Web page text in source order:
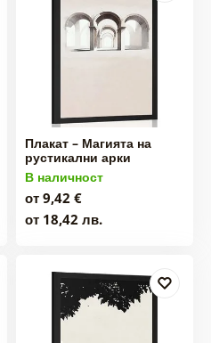
Плакат – Магията на
рустикални арки
В наличност
от 9,42 €
от 18,42 лв.